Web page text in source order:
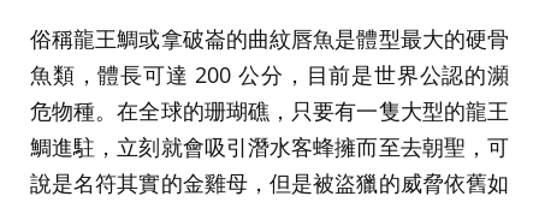
俗稱龍王鯛或拿破崙的曲紋唇魚是體型最大的硬骨
魚類，體長可達 200 公分，目前是世界公認的瀕
危物種。在全球的珊瑚礁，只要有一隻大型的龍王
鯛進駐，立刻就會吸引潛水客蜂擁而至去朝聖，可
說是名符其實的金雞母，但是被盜獵的威脅依舊如